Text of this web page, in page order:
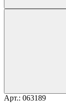
Арт.: 063189